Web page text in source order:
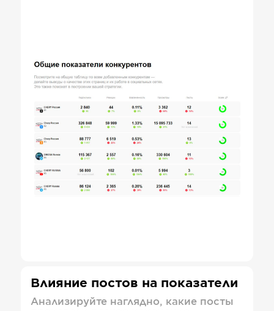
Влияние постов на показатели
Анализируйте наглядно, какие посты